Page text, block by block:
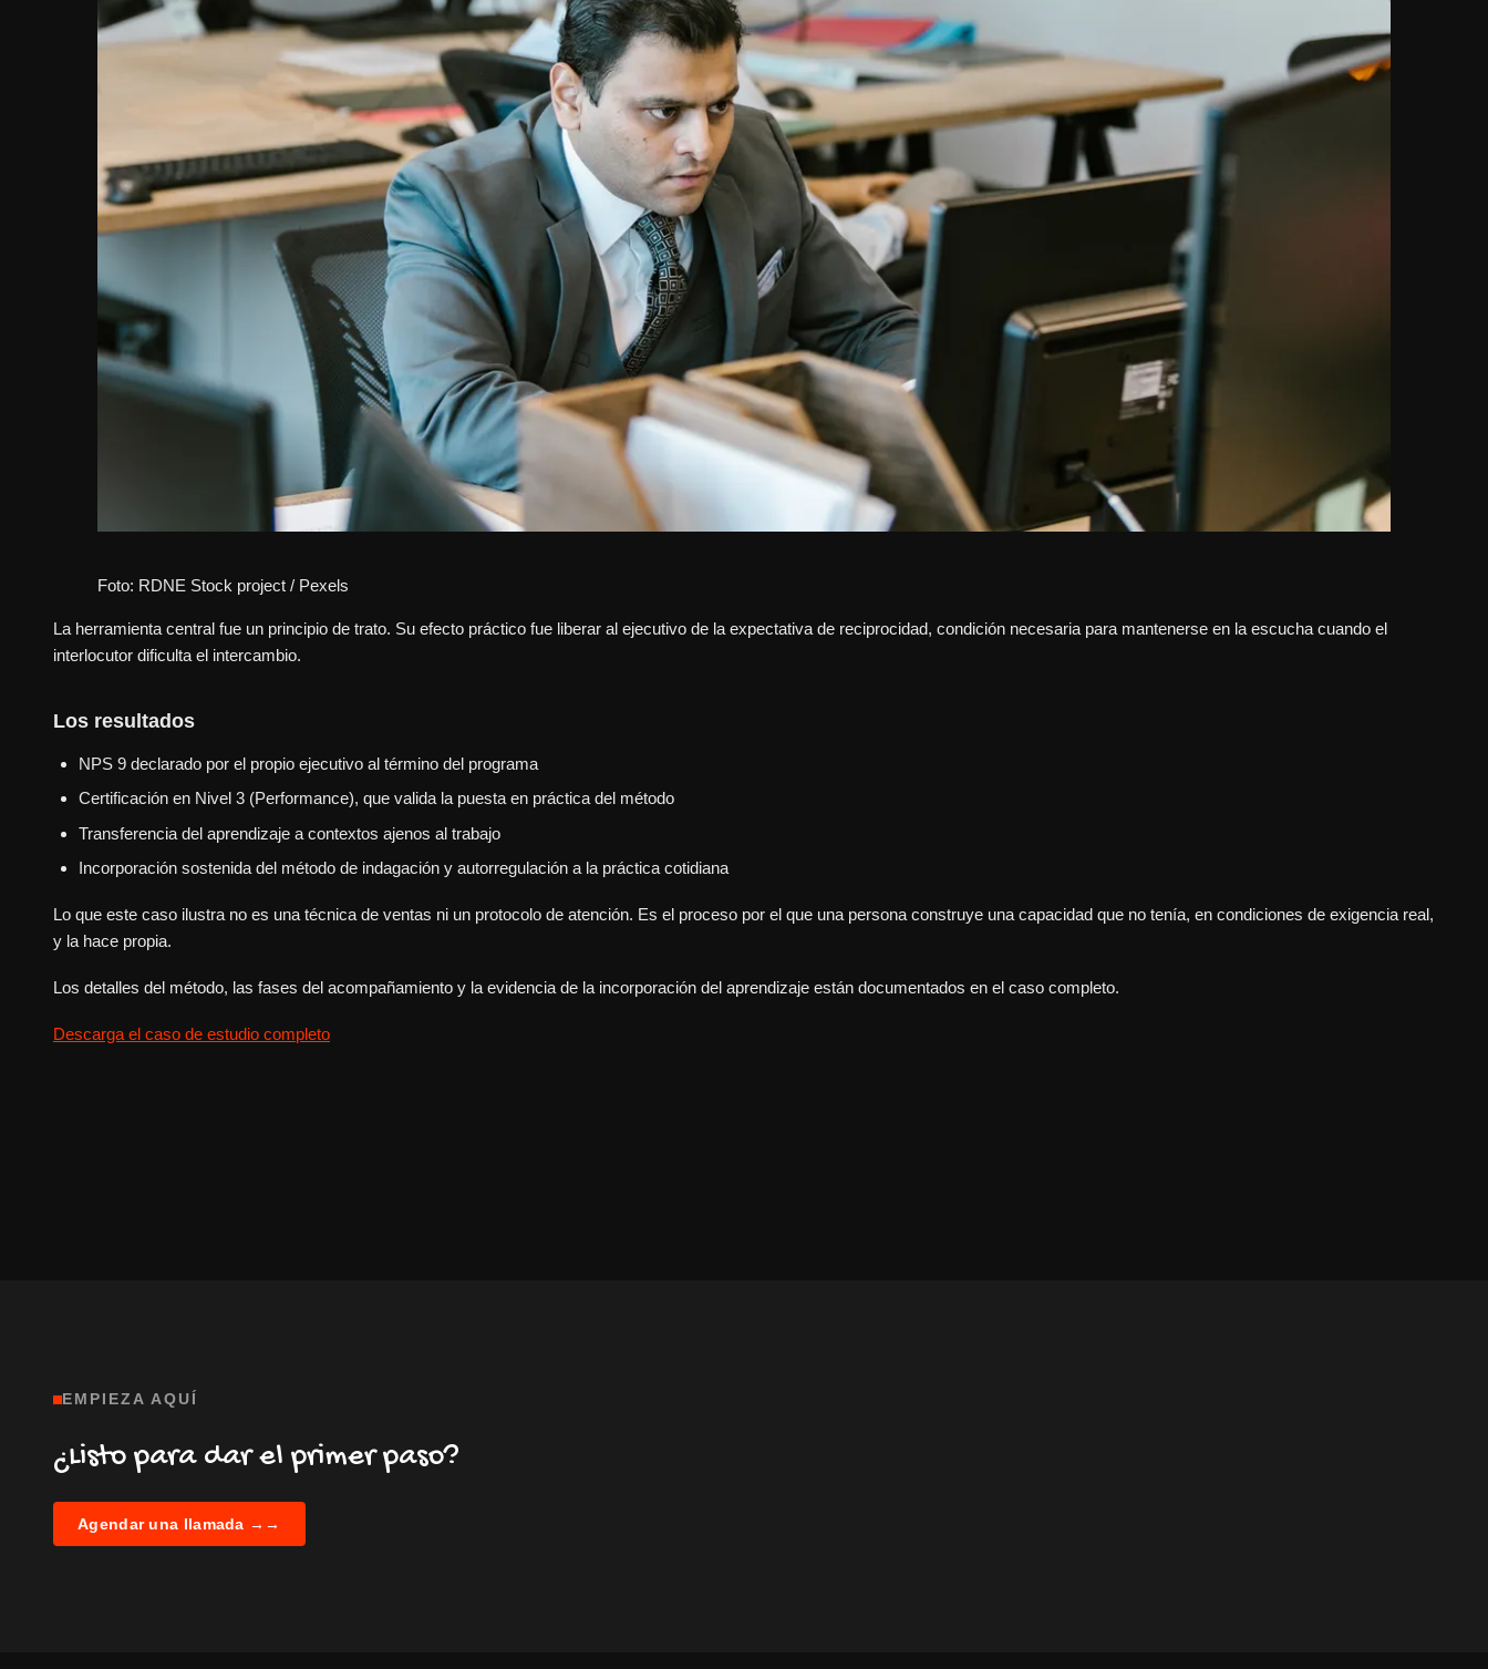
Foto: RDNE Stock project / Pexels
La herramienta central fue un principio de trato. Su efecto práctico fue liberar al ejecutivo de la expectativa de reciprocidad, condición necesaria para mantenerse en la escucha cuando el
interlocutor dificulta el intercambio.
Los resultados
NPS 9 declarado por el propio ejecutivo al término del programa
Certificación en Nivel 3 (Performance), que valida la puesta en práctica del método
Transferencia del aprendizaje a contextos ajenos al trabajo
Incorporación sostenida del método de indagación y autorregulación a la práctica cotidiana
Lo que este caso ilustra no es una técnica de ventas ni un protocolo de atención. Es el proceso por el que una persona construye una capacidad que no tenía, en condiciones de exigencia real,
y la hace propia.
Los detalles del método, las fases del acompañamiento y la evidencia de la incorporación del aprendizaje están documentados en el caso completo.
Descarga el caso de estudio completo
EMPIEZA AQUÍ
¿Listo para dar el primer paso?
Agendar una llamada → →